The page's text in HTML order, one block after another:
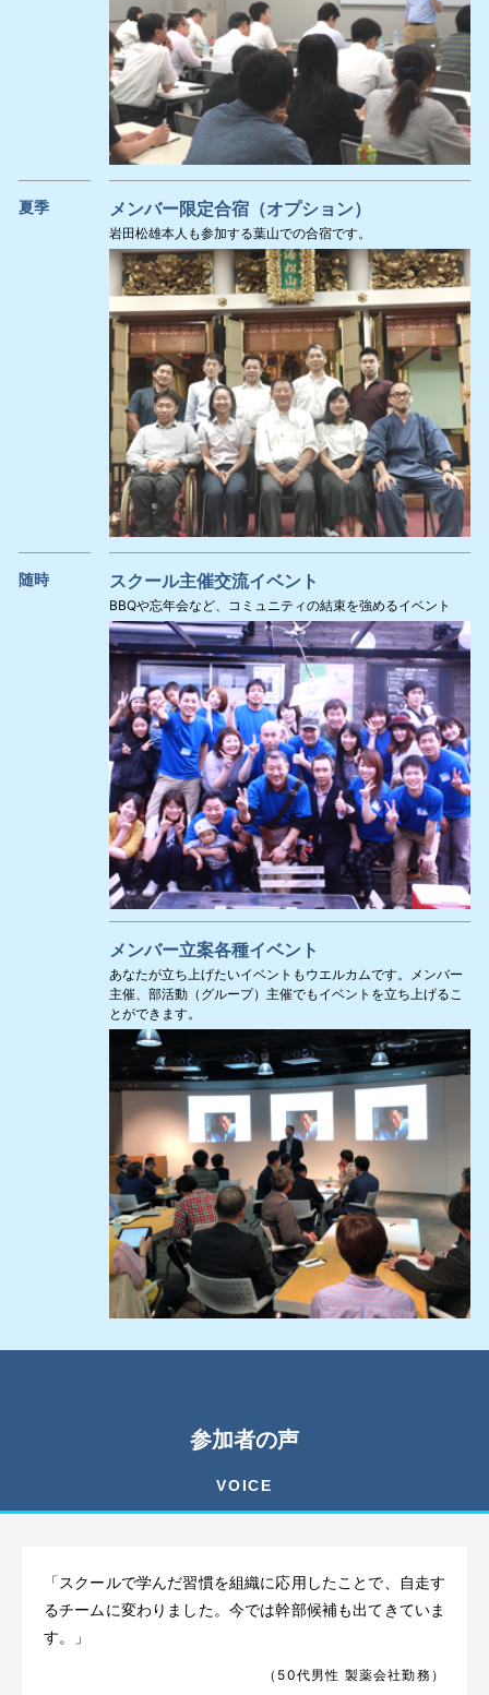
夏季 メンバー限定合宿（オプション）
岩田松雄本人も参加する葉山での合宿です。
随時 スクール主催交流イベント
BBQや忘年会など、コミュニティの結束を強めるイベント
メンバー立案各種イベント
あなたが立ち上げたいイベントもウエルカムです。メンバー
主催、部活動（グループ）主催でもイベントを立ち上げるこ
とができます。
参加者の声
VOICE
「スクールで学んだ習慣を組織に応用したことで、自走す
るチームに変わりました。今では幹部候補も出てきていま
す。」
（50代男性 製薬会社勤務）